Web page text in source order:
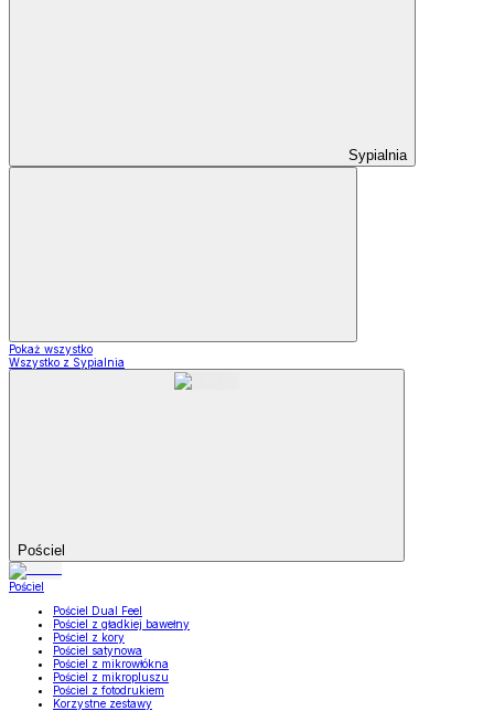
Sypialnia
Pokaż wszystko
Wszystko z Sypialnia
Pościel
Pościel
Pościel Dual Feel
Pościel z gładkiej bawełny
Pościel z kory
Pościel satynowa
Pościel z mikrowłókna
Pościel z mikropluszu
Pościel z fotodrukiem
Korzystne zestawy